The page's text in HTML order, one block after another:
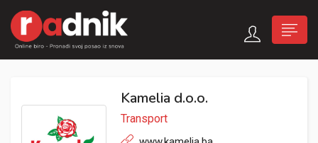
Kamelia d.o.o.
Transport